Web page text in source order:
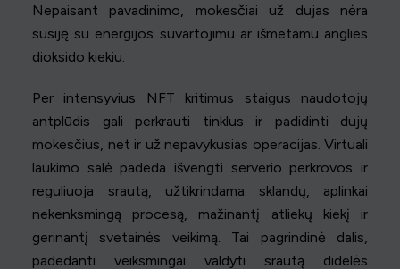
Nepaisant pavadinimo, mokesčiai už dujas nėra
susiję su energijos suvartojimu ar išmetamu anglies
dioksido kiekiu.
Per intensyvius NFT kritimus staigus naudotojų
antplūdis gali perkrauti tinklus ir padidinti dujų
mokesčius, net ir už nepavykusias operacijas. Virtuali
laukimo salė padeda išvengti serverio perkrovos ir
reguliuoja srautą, užtikrindama sklandų, aplinkai
nekenksmingą procesą, mažinantį atliekų kiekį ir
gerinantį svetainės veikimą. Tai pagrindinė dalis,
padedanti veiksmingai valdyti srautą didelės